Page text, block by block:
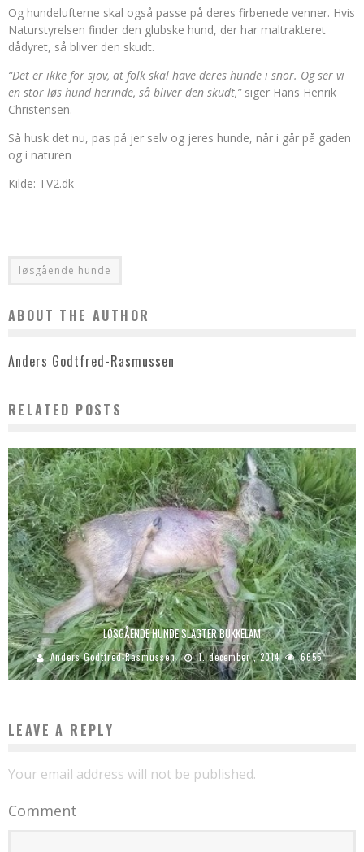
Og hundelufterne skal også passe på deres firbenede venner. Hvis
Naturstyrelsen finder den glubske hund, der har maltrakteret
dådyret, så bliver den skudt.
“Det er ikke for sjov, at folk skal have deres hunde i snor. Og ser vi
en stor løs hund herinde, så bliver den skudt,”siger Hans Henrik
Christensen.
Så husk det nu, pas på jer selv og jeres hunde, når i går på gaden
og i naturen
Kilde: TV2.dk
løsgående hunde
ABOUT THE AUTHOR
Anders Godtfred-Rasmussen
RELATED POSTS
LØSGÅENDE HUNDE SLAGTER BUKKELAM
Anders Godtfred-Rasmussen 1. december , 2014 6655
LEAVE A REPLY
Your email address will not be published.
Comment